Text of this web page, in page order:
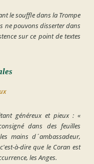
le souffle dans la Trompe
ne pouvons disserter dans
sur ce point de textes
généreux et pieux :«
dans des feuilles
mains d´ambassadeur,
à-dire que le Coran est
les Anges.